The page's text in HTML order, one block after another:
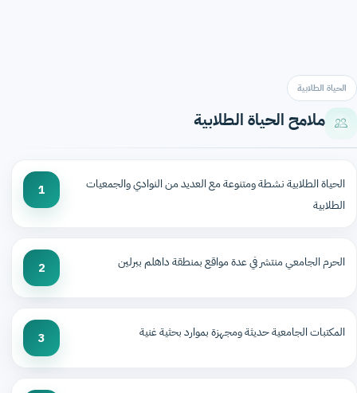
الحياة الطلابية
ملامح الحياة الطلابية
الحياة الطلابية نشطة ومتنوعة مع العديد من النوادي والجمعيات
الطلابية
1
الحرم الجامعي منتشر في عدة مواقع بمنطقة داهلم ببرلين 2
المكتبات الجامعية حديثة ومجهزة بموارد بحثية غنية 3